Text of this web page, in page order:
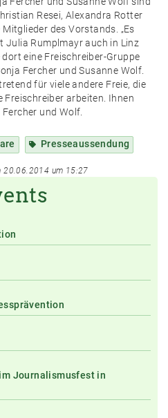
Resei, Alexandra Rotter
des Vorstands. „Es
Julia Rumplmayr auch in Linz
eine Freischreiber-Gruppe
Fercher und Susanne Wolf.
für viele andere Freie, die
arbeiten. Ihnen
und Wolf.
Presseaussendung
20.06.2014 um 15:27
Journalismusfest in